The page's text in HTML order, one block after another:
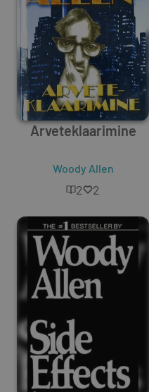
Arveteklaarimine
Woody Allen
2 2